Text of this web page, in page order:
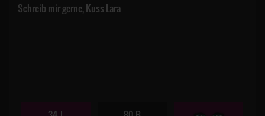
Schreib mir gerne, Kuss Lara